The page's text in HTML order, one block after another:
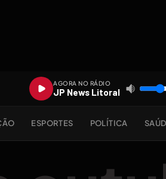
AGORA NO RÁDIO
JP News Litoral
ESPORTES POLÍTICA